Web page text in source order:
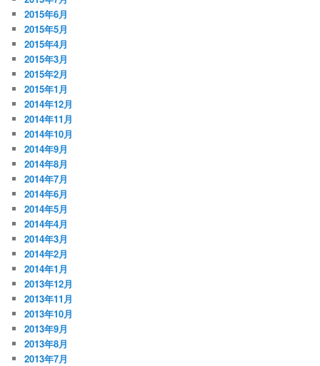
2015年6月
2015年5月
2015年4月
2015年3月
2015年2月
2015年1月
2014年12月
2014年11月
2014年10月
2014年9月
2014年8月
2014年7月
2014年6月
2014年5月
2014年4月
2014年3月
2014年2月
2014年1月
2013年12月
2013年11月
2013年10月
2013年9月
2013年8月
2013年7月